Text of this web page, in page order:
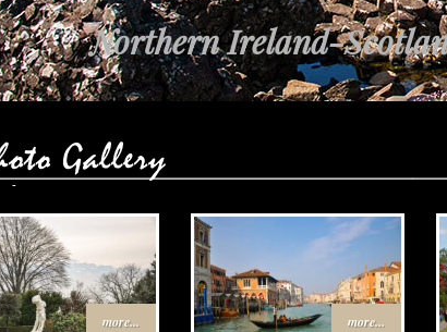
Northern Ireland-
more... more...